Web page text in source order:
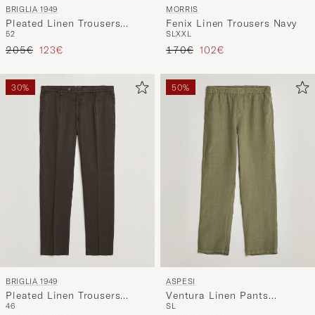
BRIGLIA 1949
Pleated Linen Trousers
Black
52
Regulärer Preis
205€ Reduzierter Preis
123€
MORRIS
Fenix Linen Trousers Navy
SLXXL
Regulärer Preis
170€ Reduzierter Preis
102€
30%
BRIGLIA 1949
Pleated Linen Trousers
Brown
46
50%
ASPESI
Ventura Linen Pants
Military
SL